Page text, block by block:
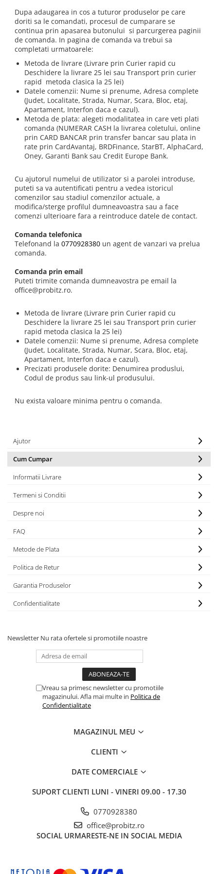
Incarcatoare laptop
Incarcatoare laptop refurbished
Standuri și Coolere Laptop
Alte accesorii
Card reader
Coolere
Surse PC
Carcase
Placi de baza
Ventilatoare carcasa
Componente Renew/Refurbished
Placi de baza REFURBISHED
Procesoare
Placi VIDEO
PC All-in-One
Calculatoare All-in-One NOI
All-in-One REFURBISHED
Componente All-in-One
Dupa adaugarea in cos a tuturor produselor pe care
doriti sa le comandati, procesul de cumparare se
continua prin apasarea butonului si parcurgerea paginii
de comanda. In pagina de comanda va trebui sa
completati urmatoarele:
Metoda de livrare (Livrare prin Curier rapid cu
Deschidere la livrare 25 lei sau Transport prin curier
rapid metoda clasica la 25 lei)
Datele comenzii: Nume si prenume, Adresa complete
(Judet, Localitate, Strada, Numar, Scara, Bloc, etaj,
Apartament, Interfon daca e cazul).
Metoda de plata: alegeti modalitatea in care veti plati
comanda (NUMERAR CASH la livrarea coletului, online
prin CARD BANCAR prin transfer bancar sau plata in
rate prin CardAvantaj, BRDFinance, StarBT, AlphaCard,
Oney, Garanti Bank sau Credit Europe Bank.
Cu ajutorul numelui de utilizator si a parolei introduse,
puteti sa va autentificati pentru a vedea istoricul
comenzilor sau stadiul comenzilor actuale, a
modifica/sterge profilul dumneavoastra sau a face
comenzi ulterioare fara a reintroduce datele de contact.
Comanda telefonica
Telefonand la 0770928380 un agent de vanzari va prelua
comanda.
Comanda prin email
Puteti trimite comanda dumneavostra pe email la
office@probitz.ro.
Metoda de livrare (Livrare prin Curier rapid cu
Deschidere la livrare 25 lei sau Transport prin curier
rapid metoda clasica la 25 lei)
Datele comenzii: Nume si prenume, Adresa complete
(Judet, Localitate, Strada, Numar, Scara, Bloc, etaj,
Apartament, Interfon daca e cazul).
Precizati produsele dorite: Denumirea produslui,
Codul de produs sau link-ul produsului.
Nu exista valoare minima pentru o comanda.
Ajutor
Cum Cumpar
Informatii Livrare
Termeni si Conditii
Despre noi
FAQ
Metode de Plata
Politica de Retur
Garantia Produselor
Confidentialitate
Newsletter Nu rata ofertele si promotiile noastre
Vreau sa primesc newsletter cu promotiile
magazinului. Afla mai multe in Politica de
Confidentialitate
MAGAZINUL MEU
CLIENTI
DATE COMERCIALE
SUPORT CLIENTI LUNI - VINERI 09.00 - 17.30
0770928380
office@probitz.ro
SOCIAL URMARESTE-NE IN SOCIAL MEDIA